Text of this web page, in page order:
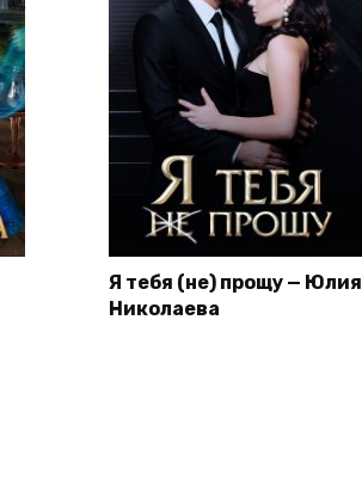
Я тебя (не) прощу — Юлия
Николаева